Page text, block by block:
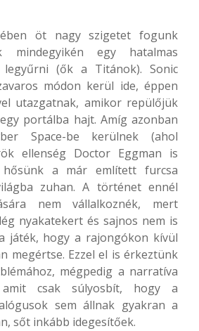
öt nagy szigetet fogunk
mindegyikén egy hatalmas
(ők a Titánok). Sonic
módon kerül ide, éppen
utazgatnak, amikor repülőjük
portálba hajt. Amíg azonban
Space-be kerülnek (ahol
ellenség Doctor Eggman is
hősünk a már említett furcsa
zuhan. A történet ennél
nem vállalkoznék, mert
nyakatekert és sajnos nem is
játék, hogy a rajongókon kívül
megértse. Ezzel el is érkeztünk
mégpedig a narratíva
amit csak súlyosbít, hogy a
sem állnak gyakran a
sőt inkább idegesítőek.